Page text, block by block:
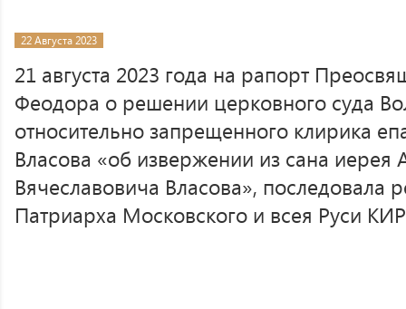
22 Августа 2023
21 августа 2023 года на рапорт
Феодора о решении церковного суда
относительно запрещенного клирика
Власова «об извержении из сана иерея
Вячеславовича Власова», последовала
Патриарха Московского и всея Руси